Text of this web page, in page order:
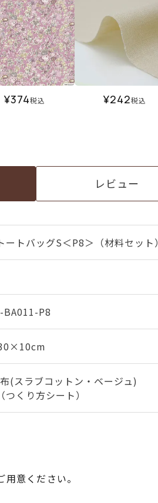
¥374税込 ¥242税込
レビュー
ートバッグS＜P8＞（材料セット）
BA011-P8
(スラブコットン・ベージュ)
つくり方シート）
意ください。